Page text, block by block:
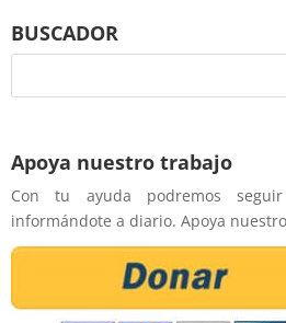
BUSCADOR
Apoya nuestro trabajo
Con tu ayuda podremos
informándote a diario. Apoya